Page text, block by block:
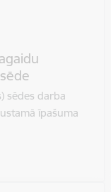
sēdes darba
īpašuma